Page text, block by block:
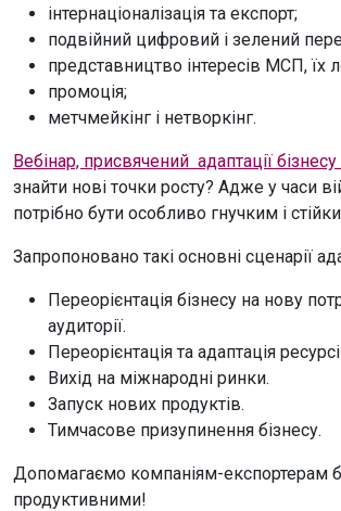
інтернаціоналізація та експорт;
подвійний цифровий і зелений
представництво інтересів МСП, їх
промоція;
метчмейкінг і нетворкінг.
Вебінар, присвячений адаптації
знайти нові точки росту? Адже у часи
потрібно бути особливо гнучким і
Запропоновано такі основні сценарії
Переорієнтація бізнесу на нову
аудиторії.
Переорієнтація та адаптація
Вихід на міжнародні ринки.
Запуск нових продуктів.
Тимчасове призупинення бізнесу.
Допомагаємо компаніям-експортерам
продуктивними!